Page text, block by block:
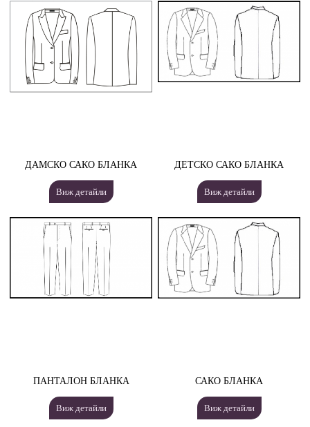
ДАМСКО САКО БЛАНКА
Виж детайли
ДЕТСКО САКО БЛАНКА
Виж детайли
ПАНТАЛОН БЛАНКА
Виж детайли
САКО БЛАНКА
Виж детайли